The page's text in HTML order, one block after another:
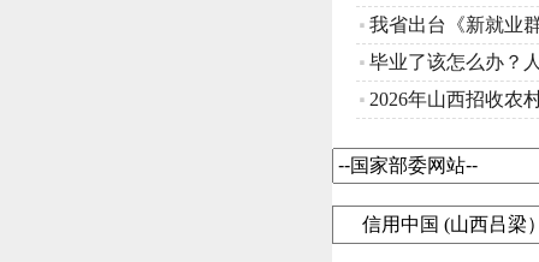
信用中国 (山西吕梁